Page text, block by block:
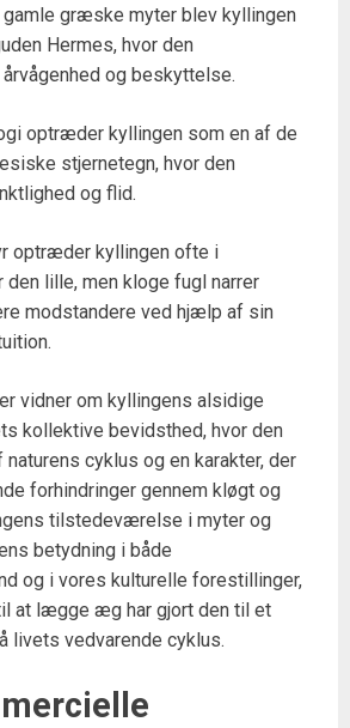
græske myter blev kyllingen
Hermes, hvor den
og beskyttelse.
optræder kyllingen som en af de
stjernetegn, hvor den
og flid.
optræder kyllingen ofte i
lille, men kloge fugl narrer
modstandere ved hjælp af sin
vidner om kyllingens alsidige
kollektive bevidsthed, hvor den
naturens cyklus og en karakter, der
forhindringer gennem kløgt og
tilstedeværelse i myter og
betydning i både
og i vores kulturelle forestillinger,
at lægge æg har gjort den til et
livets vedvarende cyklus.